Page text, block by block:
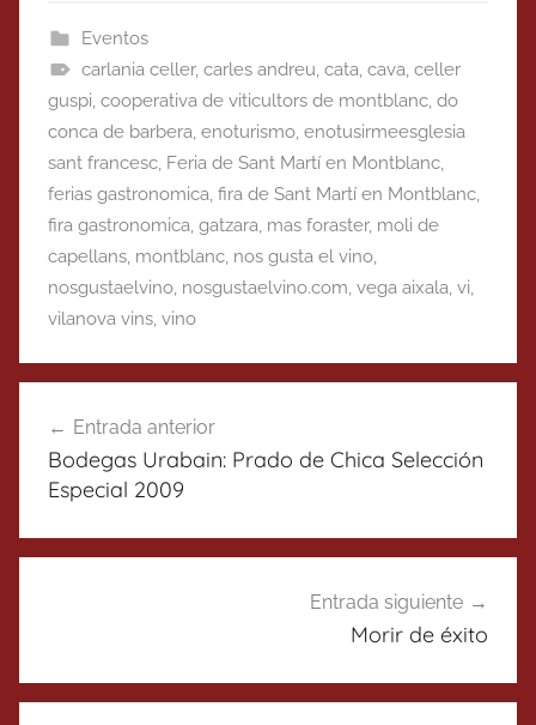
Eventos
carlania celler, carles andreu, cata, cava, celler
guspi, cooperativa de viticultors de montblanc, do
conca de barbera, enoturismo, enotusirmeesglesia
sant francesc, Feria de Sant Martí en Montblanc,
ferias gastronomica, fira de Sant Martí en Montblanc,
fira gastronomica, gatzara, mas foraster, moli de
capellans, montblanc, nos gusta el vino,
nosgustaelvino, nosgustaelvino.com, vega aixala, vi,
vilanova vins, vino
de
entradas
Entrada anterior
Bodegas Urabain: Prado de Chica Selección
Especial 2009
Entrada siguiente
Morir de éxito